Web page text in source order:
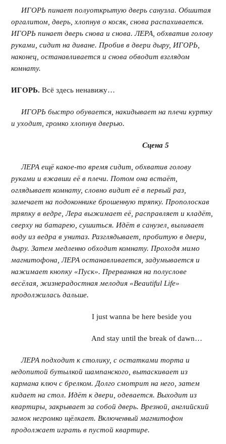
ИГОРЬ пинает полуоткрытую дверь санузла. Обшитая
оргалитом, дверь, хлопнув о косяк, снова распахивается.
ИГОРЬ пинает дверь снова и снова. ЛЕРА, обхватив голову
руками, сидит на диване. Пробив в двери дыру, ИГОРЬ,
наконец, останавливается и снова обводит взглядом
комнату.
ИГОРЬ. Всё здесь ненавижу…
ИГОРЬ быстро обувается, накидывает на плечи куртку
и уходит, громко хлопнув дверью.
Сцена 5
ЛЕРА ещё какое-то время сидит, обхватив голову
руками и вжавши её в плечи. Потом она встаёт,
оглядывает комнату, словно видит её в первый раз,
замечает на подоконнике брошенную тряпку. Прополоскав
тряпку в ведре, Лера выжимает её, расправляет и кладёт,
сверху на батарею, сушиться. Идёт в санузел, выливает
воду из ведра в унитаз. Разглядывает, пробитую в двери,
дыру. Затем медленно обходит комнату. Проходя мимо
магнитофона, ЛЕРА останавливается, задумывается и
нажимает кнопку «Пуск». Прерванная на полуслове
весёлая, жизнерадостная мелодия «Beautiful Life»
продолжилась дальше.
I just wanna be here beside you
And stay until the break of dawn…
ЛЕРА подходит к столику, с остатками торта и
недопитой бутылкой шампанского, вытаскивает из
кармана ключ с брелком. Долго смотрит на него, затем
кидает на стол. Идёт к двери, одевается. Выходит из
квартиры, закрывает за собой дверь. Врезной, английский
замок негромко щёлкает. Включенный магнитофон
продолжает играть в пустой квартире.